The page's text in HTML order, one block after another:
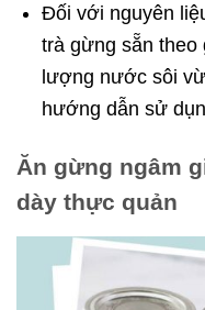
Đối với nguyên
trà gừng sẵn theo
lượng nước sôi
hướng dẫn sử
Ăn gừng ngâm
dày thực quản